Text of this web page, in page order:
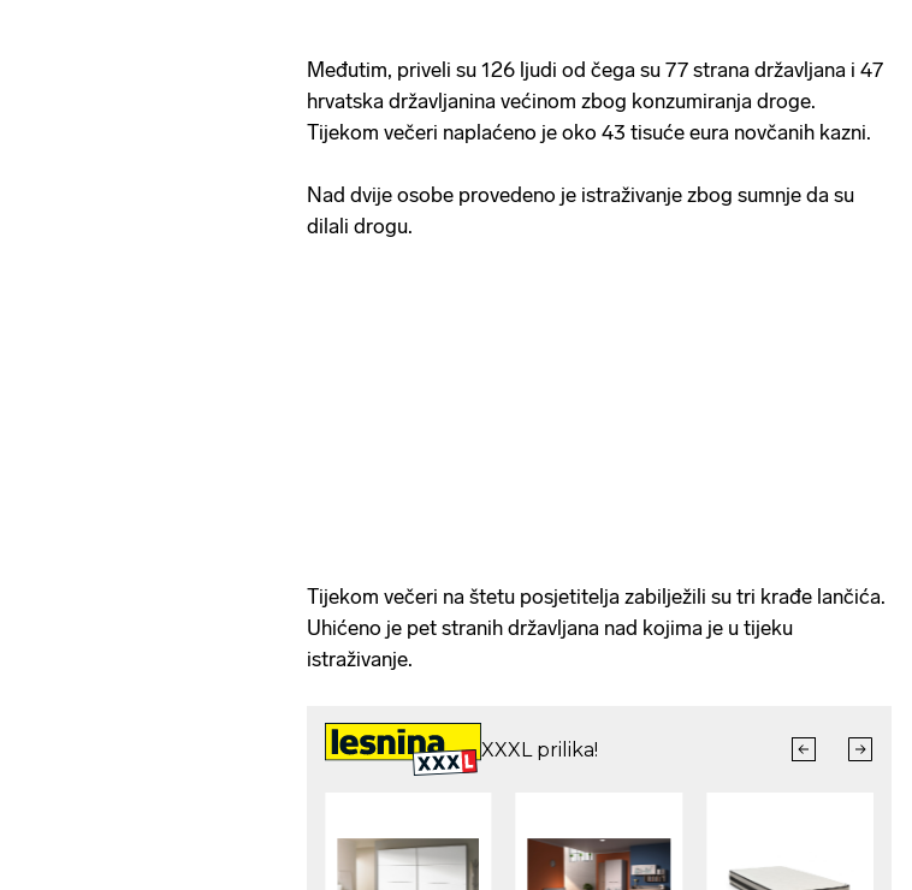
Međutim, priveli su 126 ljudi od čega su 77 strana državljana i 47
hrvatska državljanina većinom zbog konzumiranja droge.
Tijekom večeri naplaćeno je oko 43 tisuće eura novčanih kazni.
Nad dvije osobe provedeno je istraživanje zbog sumnje da su
dilali drogu.
Tijekom večeri na štetu posjetitelja zabilježili su tri krađe lančića.
Uhićeno je pet stranih državljana nad kojima je u tijeku
istraživanje.